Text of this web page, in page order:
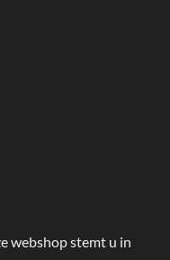
webshop stemt u in